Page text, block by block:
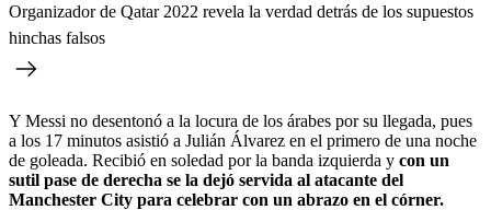
Organizador de Qatar 2022 revela la verdad detrás de los supuestos
hinchas falsos
Y Messi no desentonó a la locura de los árabes por su llegada, pues
a los 17 minutos asistió a Julián Álvarez en el primero de una noche
de goleada. Recibió en soledad por la banda izquierda y con un
sutil pase de derecha se la dejó servida al atacante del
Manchester City para celebrar con un abrazo en el córner.